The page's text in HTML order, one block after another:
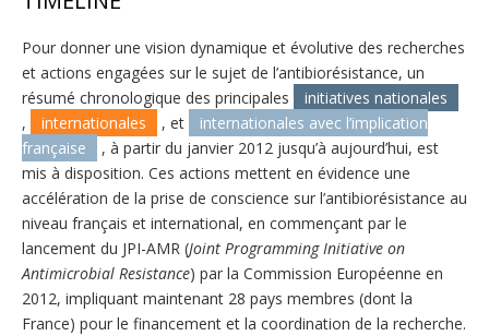
Pour donner une vision dynamique et évolutive des recherches
et actions engagées sur le sujet de l’antibiorésistance, un
résumé chronologique des principales
initiatives nationales
,
internationales , et
internationales avec l’implication
française
, à partir du janvier 2012 jusqu’à aujourd’hui, est
mis à disposition. Ces actions mettent en évidence une
accélération de la prise de conscience sur l’antibiorésistance au
niveau français et international, en commençant par le
lancement du JPI-AMR (Joint Programming Initiative on
Antimicrobial Resistance) par la Commission Européenne en
2012, impliquant maintenant 28 pays membres (dont la
France) pour le financement et la coordination de la recherche.